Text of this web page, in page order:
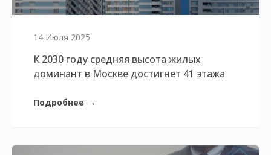
14 Июля 2025
К 2030 году средняя высота жилых
доминант в Москве достигнет 41 этажа
Подробнее →